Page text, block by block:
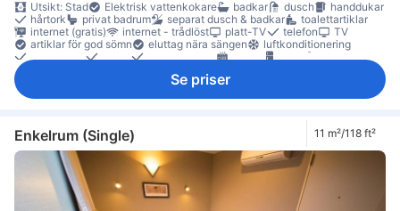
Utsikt: Stad Elektrisk vattenkokare badkar dusch
handdukar
hårtork
privat badrum separat dusch & badkar
toalettartiklar
internet (gratis)
internet - trådlöst platt-TV telefon
TV
artiklar för god sömn
eluttag nära sängen
luftkonditionering
sängkläder
tofflor väckarklocka värme
kylskåp
Rökpolicy - rökfria rum tillgängliga
Se priser
Enkelrum (Single) 11 m²/118 ft²